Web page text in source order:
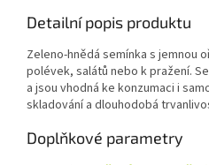
Detailní popis produktu
Zeleno-hnědá semínka s jemnou
polévek, salátů nebo k pražení.
a jsou vhodná ke konzumaci i
skladování a dlouhodobá
Doplňkové parametry